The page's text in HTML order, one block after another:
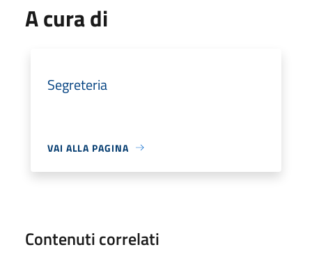
A cura di
Segreteria
VAI ALLA PAGINA
Contenuti correlati